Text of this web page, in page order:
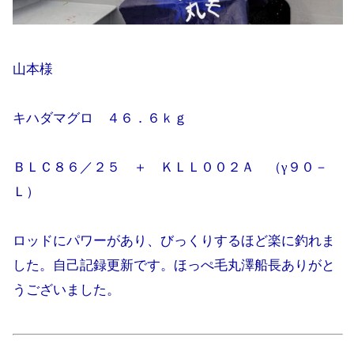
山本様
キハダマグロ ４６．６ｋｇ
ＢＬＣ８６／２５ ＋ ＫＬＬ００２Ａ （γ９０－
Ｌ）
ロッドにパワーがあり、びっくりするほど楽に釣れま
した。自己記録更新です。ほっぺ毛丸澤船長ありがと
うございました。